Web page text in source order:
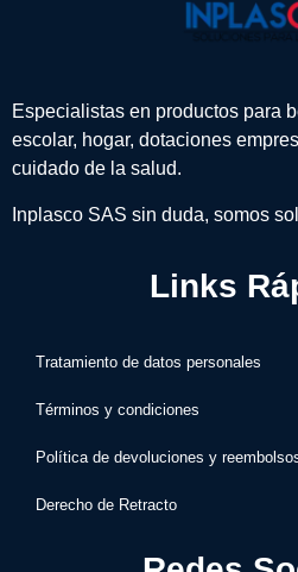
Especialistas en productos para
escolar, hogar, dotaciones
cuidado de la salud.
Inplasco SAS sin duda, somos
Links
Tratamiento de datos personales
Términos y condiciones
Política de devoluciones y
Derecho de Retracto